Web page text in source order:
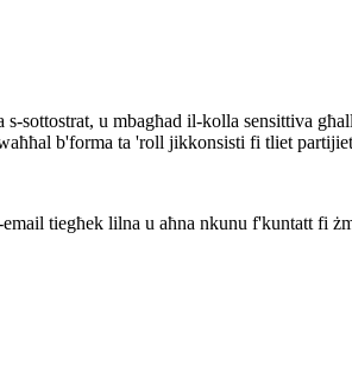
sottostrat, u mbagħad il-kolla sensittiva
b'forma ta 'roll jikkonsisti fi tliet
tiegħek lilna u aħna nkunu f'kuntatt fi